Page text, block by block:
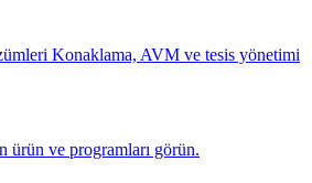
Konaklama, AVM ve tesis yönetimi
ürün ve programları görün.